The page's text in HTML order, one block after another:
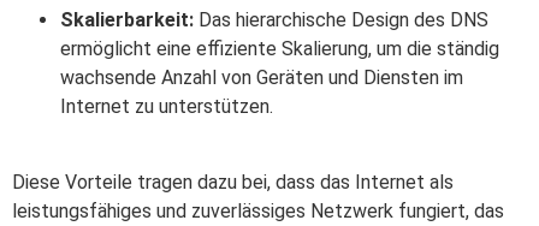
Skalierbarkeit: Das hierarchische Design des DNS
ermöglicht eine effiziente Skalierung, um die ständig
wachsende Anzahl von Geräten und Diensten im
Internet zu unterstützen.
Diese Vorteile tragen dazu bei, dass das Internet als
leistungsfähiges und zuverlässiges Netzwerk fungiert, das